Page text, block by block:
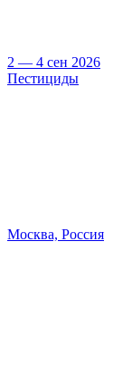
2 — 4 сен 2026
Пестициды
Москва, Россия